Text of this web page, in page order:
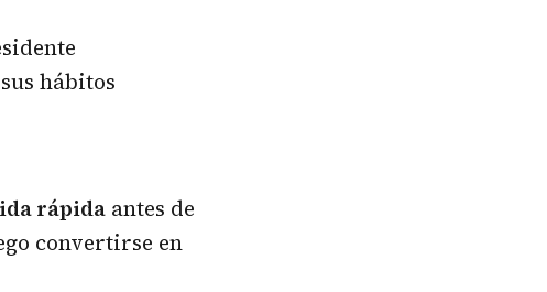
hábitos
rápida antes de
convertirse en